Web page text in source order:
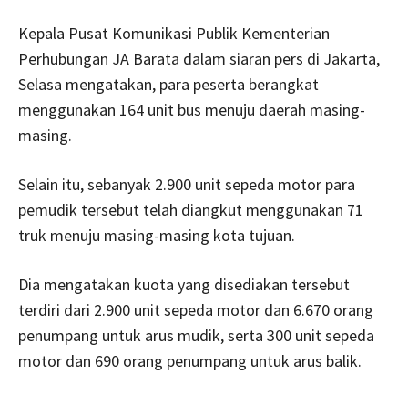
Kepala Pusat Komunikasi Publik Kementerian
Perhubungan JA Barata dalam siaran pers di Jakarta,
Selasa mengatakan, para peserta berangkat
menggunakan 164 unit bus menuju daerah masing-
masing.
Selain itu, sebanyak 2.900 unit sepeda motor para
pemudik tersebut telah diangkut menggunakan 71
truk menuju masing-masing kota tujuan.
Dia mengatakan kuota yang disediakan tersebut
terdiri dari 2.900 unit sepeda motor dan 6.670 orang
penumpang untuk arus mudik, serta 300 unit sepeda
motor dan 690 orang penumpang untuk arus balik.